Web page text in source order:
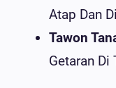
Atap Dan
Tawon
Getaran Di